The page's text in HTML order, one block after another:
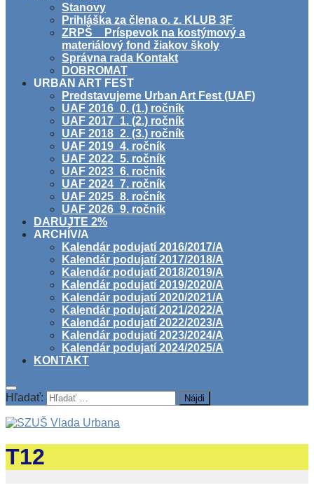
Stanovy
Prihláška za člena o. z. KLUB 3F
ZRPŠ _ Príspevok na kostýmový a
materiálový fond žiakov školy
Správna rada Kontakt
DOBROMAT
URBAN ART FEST
Predstavujeme Urban Art Fest (UAF)
UAF 2016_0. (1.) ročník
UAF 2017_1. (2.) ročník
UAF 2018_2. (3.) ročník
UAF 2019_4. ročník
UAF 2022_5. ročník
UAF 2023_6. ročník
UAF 2024_7. ročník
UAF 2025_8. ročník
UAF 2026_9. ročník
DARUJTE 2%
ARCHÍV/A
Kalendár podujatí 2016/2017/A
Kalendár podujatí 2017/2018/A
Kalendár podujatí 2018/2019/A
Kalendár podujatí 2019/2020/A
Kalendár podujatí 2020/2021/A
Kalendár podujatí 2021/2022/A
Kalendár podujatí 2022/2023/A
Kalendár podujatí 2023/2024/A
Kalendár podujatí 2024/2025/A
KONTAKT
Hľadať:
T12